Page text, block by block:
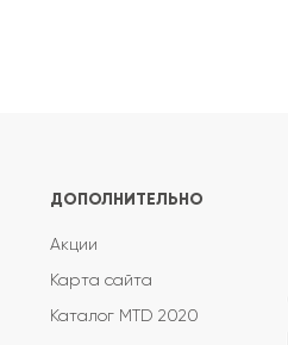
ДОПОЛНИТЕЛЬНО
Акции
Карта сайта
Каталог MTD 2020